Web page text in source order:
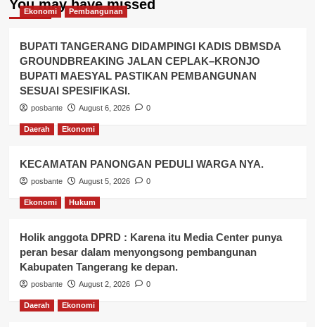
You may have missed
Ekonomi Pembangunan
BUPATI TANGERANG DIDAMPINGI KADIS DBMSDA
GROUNDBREAKING JALAN CEPLAK–KRONJO
BUPATI MAESYAL PASTIKAN PEMBANGUNAN
SESUAI SPESIFIKASI.
posbante August 6, 2026 0
Daerah Ekonomi
KECAMATAN PANONGAN PEDULI WARGA NYA.
posbante August 5, 2026 0
Ekonomi Hukum
Holik anggota DPRD : Karena itu Media Center punya
peran besar dalam menyongsong pembangunan
Kabupaten Tangerang ke depan.
posbante August 2, 2026 0
Daerah Ekonomi